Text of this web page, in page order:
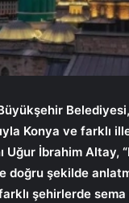
Belediyesi,
Konya ve farklı
Uğur İbrahim Altay,
doğru şekilde
şehirlerde